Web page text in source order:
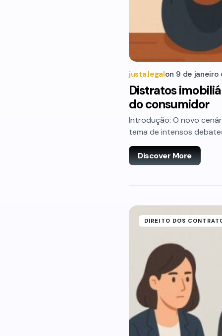
justa.legalon 9 de janeiro
Distratos
do consumidor
Introdução: O novo
tema de intensos
Discover More
DIREITO DOS